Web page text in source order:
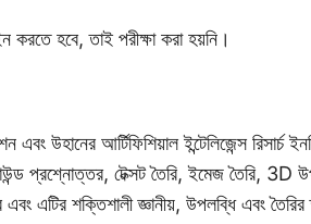
করতে হবে, তাই পরীক্ষা করা হয়নি।
উহানের আর্টিফিশিয়াল ইন্টেলিজেন্স রিসার্চ
প্রশ্নোত্তর, টেক্সট তৈরি, ইমেজ তৈরি, 3D
এটির শক্তিশালী জ্ঞানীয়, উপলব্ধি এবং তৈরির